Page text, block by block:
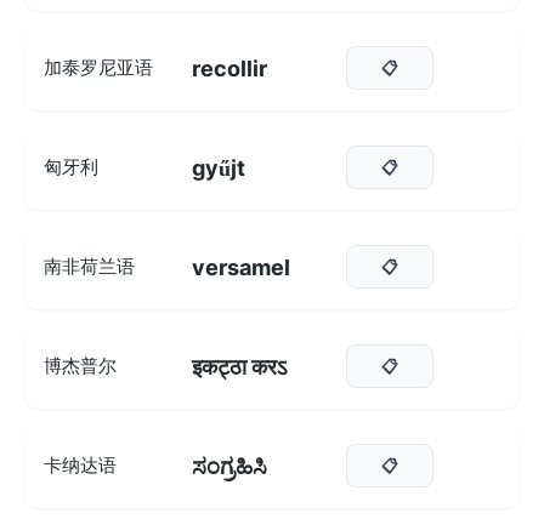
加泰罗尼亚语 recollir 📋
匈牙利 gyűjt 📋
南非荷兰语 versamel 📋
博杰普尔 इकट्ठा करऽ 📋
卡纳达语 ಸಂಗ್ರಹಿಸಿ 📋